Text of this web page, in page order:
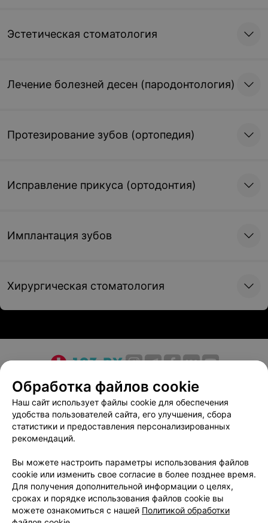
Эстетическая стоматология
Лечение болезней десен (пародонтология)
Протезирование зубов (ортопедия)
Исправление прикуса (ортодонтия)
Имплантация зубов
Хирургическая стоматология
О проекте Новости проекта
Размещение рекламы
Медицинский маркетинг
Публичный договор
Пользовательское соглашение
Способы оплаты
Вакансии
Партнеры
Написать в поддержку
Персональные настройки cookie
Обработка персональных данных
Обработка файлов cookie
Наш сайт использует файлы cookie для обеспечения
удобства пользователей сайта, его улучшения, сбора
статистики и предоставления персонализированных
рекомендаций.
Вы можете настроить параметры использования файлов
cookie или изменить свое согласие в более позднее время.
Для получения дополнительной информации о целях,
сроках и порядке использования файлов cookie вы
можете ознакомиться с нашей Политикой обработки